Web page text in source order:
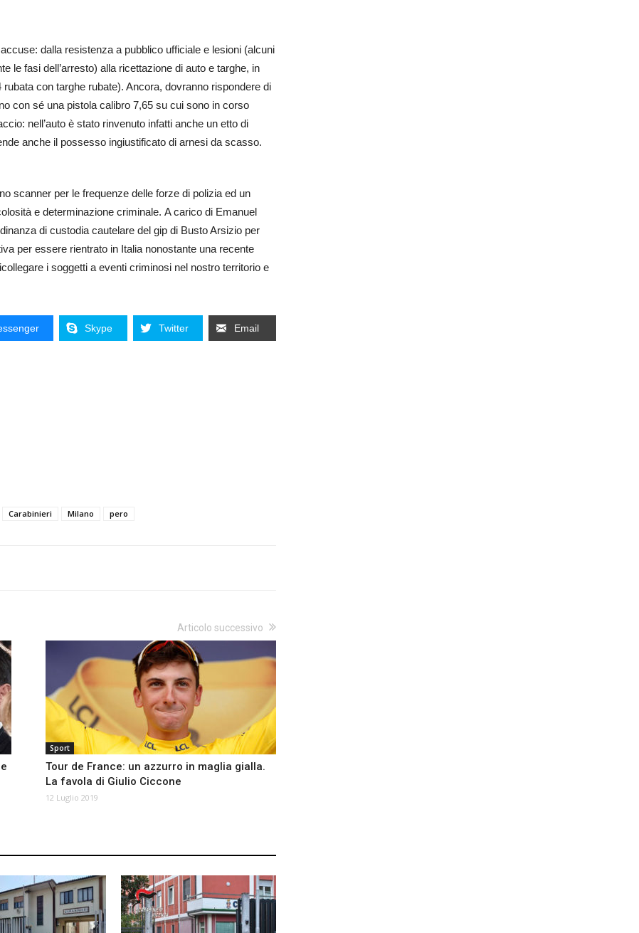
dalla resistenza a pubblico ufficiale e lesioni (alcuni
le fasi dell’arresto) alla ricettazione di auto e targhe, in
con targhe rubate). Ancora, dovranno rispondere di
con sé una pistola calibro 7,65 su cui sono in corso
nell’auto è stato rinvenuto infatti anche un etto di
anche il possesso ingiustificato di arnesi da scasso.
scanner per le frequenze delle forze di polizia ed un
e determinazione criminale. A carico di Emanuel
di custodia cautelare del gip di Busto Arsizio per
per essere rientrato in Italia nonostante una recente
i soggetti a eventi criminosi nel nostro territorio e
Skype Twitter Email
Carabinieri Milano pero
Articolo successivo
Sport
Tour de France: un azzurro in maglia gialla.
La favola di Giulio Ciccone
12 Luglio 2019